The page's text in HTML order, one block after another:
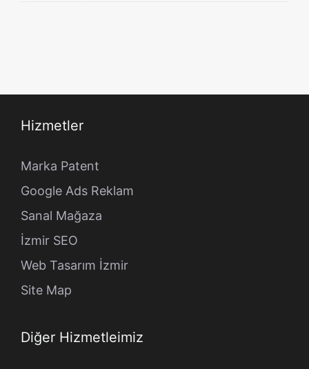
Hizmetler
Marka Patent
Google Ads Reklam
Sanal Mağaza
İzmir SEO
Web Tasarım İzmir
Site Map
Diğer Hizmetleimiz